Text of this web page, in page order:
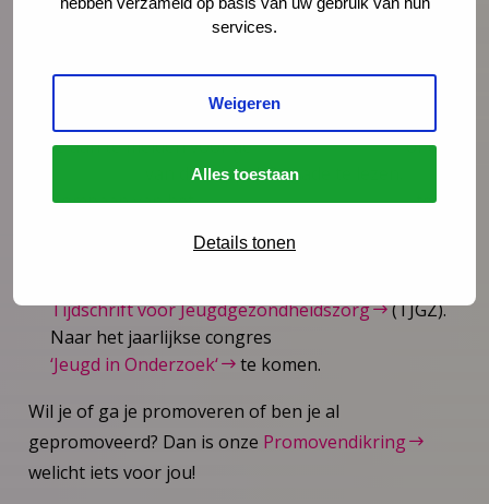
services.
Weigeren
Alles toestaan
Details tonen
Als professional kun jij ook bijdragen aan
drie kennisbronnen
binnen en buiten jouw organisatie.
Je aan te melden voor deStippel-Brigade
of de
van de Stippel-Brigade te lezen.
Kompaan van hetJGZ Wetenschapsatelier
te
Lezer, auteur of reviewer te worden van
Tijdschrift voor Jeugdgezondheidszorg
(TJGZ).
Naar het jaarlijkse congres
‘Jeugd in Onderzoek‘
te komen.
Wil je of ga je promoveren of ben je al
gepromoveerd? Dan is onze Promovendikring
welicht iets voor jou!